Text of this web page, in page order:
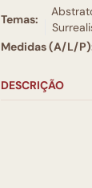
Temas:
Medidas (A/L/
DESCRIÇÃO